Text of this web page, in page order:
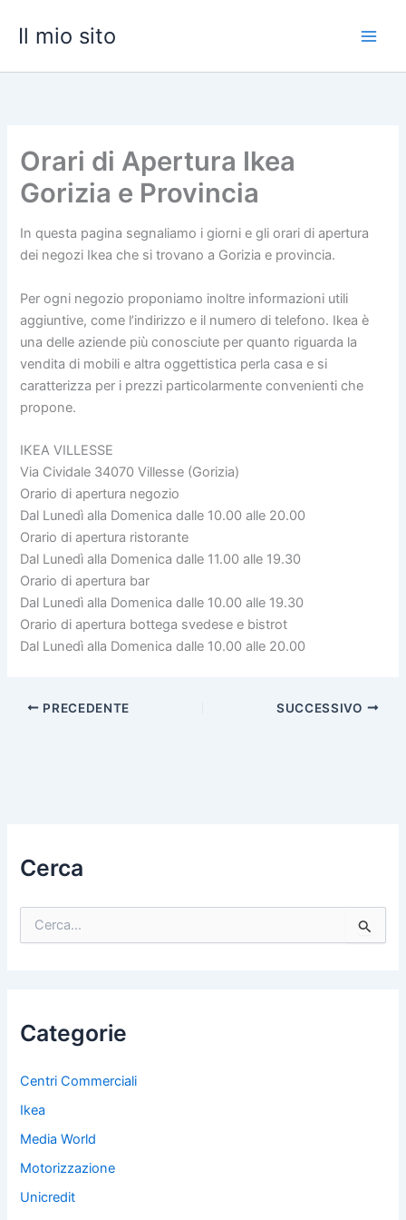
Il mio sito
Orari di Apertura Ikea
Gorizia e Provincia
In questa pagina segnaliamo i giorni e gli orari di apertura
dei negozi Ikea che si trovano a Gorizia e provincia.
Per ogni negozio proponiamo inoltre informazioni utili
aggiuntive, come l’indirizzo e il numero di telefono. Ikea è
una delle aziende più conosciute per quanto riguarda la
vendita di mobili e altra oggettistica perla casa e si
caratterizza per i prezzi particolarmente convenienti che
propone.
IKEA VILLESSE
Via Cividale 34070 Villesse (Gorizia)
Orario di apertura negozio
Dal Lunedì alla Domenica dalle 10.00 alle 20.00
Orario di apertura ristorante
Dal Lunedì alla Domenica dalle 11.00 alle 19.30
Orario di apertura bar
Dal Lunedì alla Domenica dalle 10.00 alle 19.30
Orario di apertura bottega svedese e bistrot
Dal Lunedì alla Domenica dalle 10.00 alle 20.00
PRECEDENTE SUCCESSIVO
Cerca
Categorie
Centri Commerciali
Ikea
Media World
Motorizzazione
Unicredit